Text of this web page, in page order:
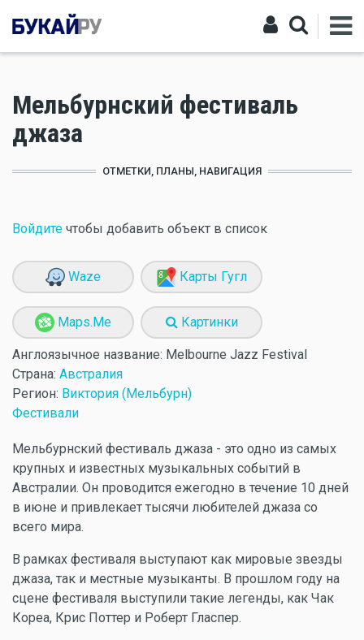
Мельбурнский фестиваль
джаза
ОТМЕТКИ, ПЛАНЫ, НАВИГАЦИЯ
Войдите чтобы добавить объект в список
Waze Карты Гугл
Maps.Me Картинки
Англоязычное название: Melbourne Jazz Festival
Страна: Австралия
Регион: Виктория (Мельбурн)
Фестивали
Мельбурнский фестиваль джаза - это одно из самых
крупных и известных музыкальных событий в
Австралии. Он проводится ежегодно в течение 10 дней
в июне и привлекает тысячи любителей джаза со
всего мира.
В рамках фестиваля выступают как мировые звезды
джаза, так и местные музыканты. В прошлом году на
сцене фестиваля выступили такие легенды, как Чак
Кореа, Крис Поттер и Роберт Гласпер.